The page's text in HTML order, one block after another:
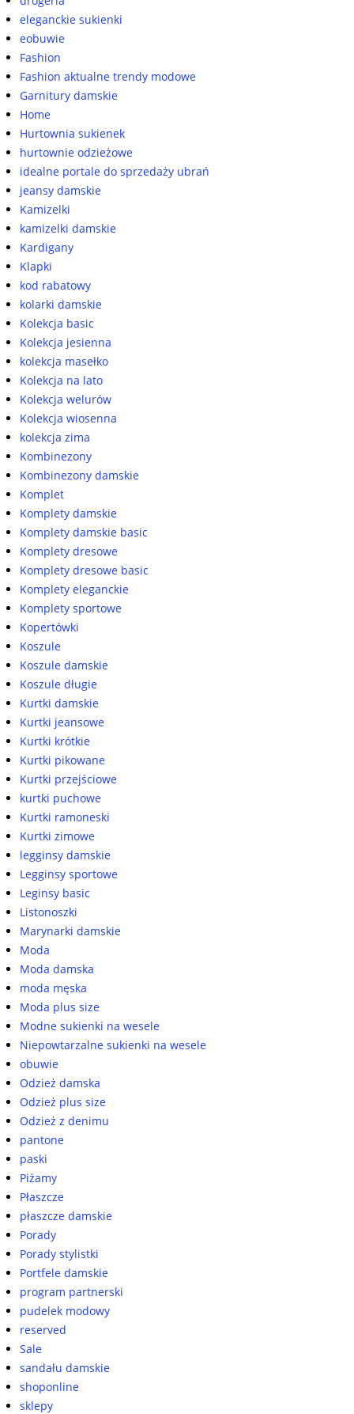
eleganckie sukienki
eobuwie
Fashion
Fashion aktualne trendy modowe
Garnitury damskie
Home
Hurtownia sukienek
hurtownie odzieżowe
idealne portale do sprzedaży ubrań
jeansy damskie
Kamizelki
kamizelki damskie
Kardigany
Klapki
kod rabatowy
kolarki damskie
Kolekcja basic
Kolekcja jesienna
kolekcja masełko
Kolekcja na lato
Kolekcja welurów
Kolekcja wiosenna
kolekcja zima
Kombinezony
Kombinezony damskie
Komplet
Komplety damskie
Komplety damskie basic
Komplety dresowe
Komplety dresowe basic
Komplety eleganckie
Komplety sportowe
Kopertówki
Koszule
Koszule damskie
Koszule długie
Kurtki damskie
Kurtki jeansowe
Kurtki krótkie
Kurtki pikowane
Kurtki przejściowe
kurtki puchowe
Kurtki ramoneski
Kurtki zimowe
legginsy damskie
Legginsy sportowe
Leginsy basic
Listonoszki
Marynarki damskie
Moda
Moda damska
moda męska
Moda plus size
Modne sukienki na wesele
Niepowtarzalne sukienki na wesele
obuwie
Odzież damska
Odzież plus size
Odzież z denimu
pantone
paski
Piżamy
Płaszcze
płaszcze damskie
Porady
Porady stylistki
Portfele damskie
program partnerski
pudelek modowy
reserved
Sale
sandału damskie
shoponline
sklepy